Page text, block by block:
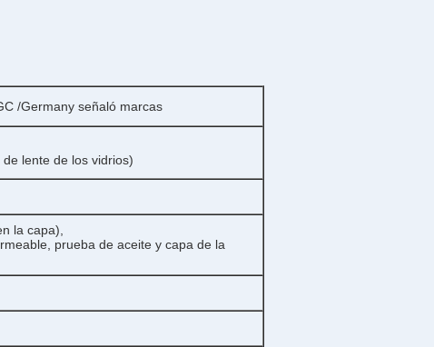
/Germany señaló marcas
lente de los vidrios)
la capa),
prueba de aceite y capa de la